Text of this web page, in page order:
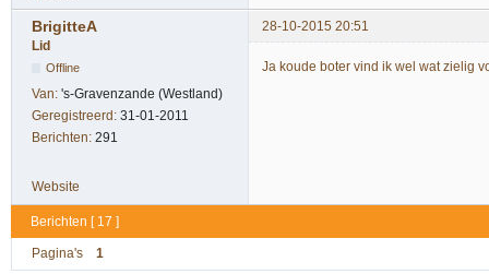
BrigitteA
28-10-2015 20:51
Lid
Offline
Van: 's-Gravenzande (Westland)
Geregistreerd: 31-01-2011
Berichten: 291
Ja koude boter vind ik wel wat zielig
Website
Berichten [ 17 ]
Pagina's 1